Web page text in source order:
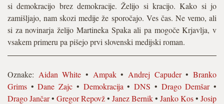
si demokracijo brez demokracije. Želijo si kracijo. Kako si jo
zamišljajo, nam skozi medije že sporočajo. Ves čas. Ne vemo, ali
si za novinarja želijo Martineka Spaka ali pa mogoče Krjavlja, v
vsakem primeru pa pišejo prvi slovenski medijski roman.
Oznake: Aidan White • Ampak• Andrej Capuder•Branko
Grims •Dane Zajc • Demokracija •DNS • Drago Demšar•
Drago Jančar• Gregor Repovž• Janez Bernik• Janko Kos• Josip